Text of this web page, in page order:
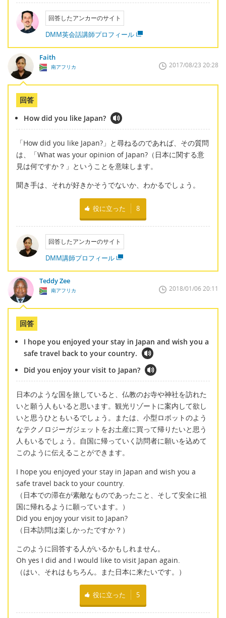
回答したアンカーのサイト
DMM英会話講師プロフィール
Faith
南アフリカ 2017/08/23 20:28
回答
How did you like Japan?
「How did you like Japan?」と尋ねるのであれば、その質問
は、「What was your opinion of Japan?（日本に関する意
見は何ですか？」ということを意味します。
聞き手は、それが好きかそうでないか、わかるでしょう。
役に立った 8
回答したアンカーのサイト
DMM講師プロフィール
Teddy Zee
南アフリカ 2018/01/06 20:11
回答
I hope you enjoyed your stay in Japan and wish you a
safe travel back to your country.
Did you enjoy your visit to Japan?
日本のような国を旅していると、仏教のお寺や神社を訪れた
いと願う人もいると思います。観光リゾートに案内して欲し
いと思うひともいるでしょう。または、小型ロボットのよう
なテクノロジーガジェットをお土産に買って帰りたいと思う
人もいるでしょう。自国に帰っていく訪問者に願いを込めて
このように伝えることができます。
I hope you enjoyed your stay in Japan and wish you a
safe travel back to your country.
（日本での滞在が素敵なものであったこと、そして安全に祖
国に帰れるように願っています。）
Did you enjoy your visit to Japan?
（日本訪問は楽しかったですか？）
このように回答する人がいるかもしれません。
Oh yes I did and I would like to visit Japan again.
（はい、それはもちろん。また日本に来たいです。）
役に立った 5